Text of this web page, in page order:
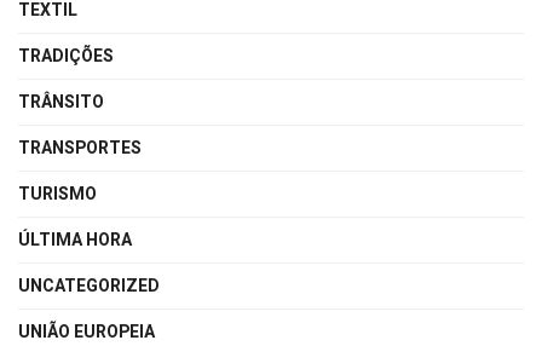
TEXTIL
TRADIÇÕES
TRÂNSITO
TRANSPORTES
TURISMO
ÚLTIMA HORA
UNCATEGORIZED
UNIÃO EUROPEIA